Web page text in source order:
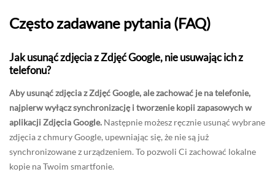
Często zadawane pytania (FAQ)
Jak usunąć zdjęcia z Zdjęć Google, nie usuwając ich z
telefonu?
Aby usunąć zdjęcia z Zdjęć Google, ale zachować je na telefonie,
najpierw wyłącz synchronizację i tworzenie kopii zapasowych w
aplikacji Zdjęcia Google. Następnie możesz ręcznie usunąć wybrane
zdjęcia z chmury Google, upewniając się, że nie są już
synchronizowane z urządzeniem. To pozwoli Ci zachować lokalne
kopie na Twoim smartfonie.